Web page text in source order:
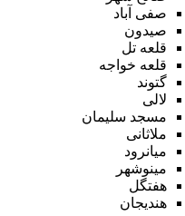
صفی آباد
صیدون
قلعه تل
قلعه خواجه
گتوند
لالی
مسجد سلیمان
ملاثانی
میانرود
مینوشهر
هفتگل
هندیجان